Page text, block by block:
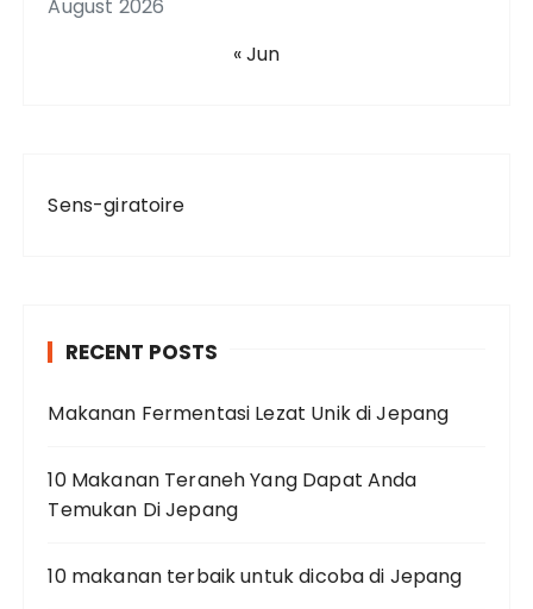
August 2026
« Jun
Sens-giratoire
RECENT POSTS
Makanan Fermentasi Lezat Unik di Jepang
10 Makanan Teraneh Yang Dapat Anda
Temukan Di Jepang
10 makanan terbaik untuk dicoba di Jepang